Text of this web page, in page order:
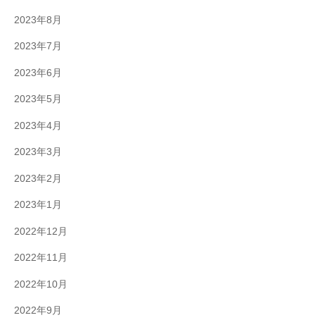
2023年8月
2023年7月
2023年6月
2023年5月
2023年4月
2023年3月
2023年2月
2023年1月
2022年12月
2022年11月
2022年10月
2022年9月